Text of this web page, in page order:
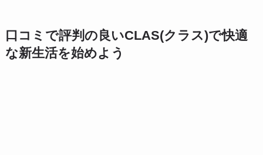
口コミで評判の良いCLAS(クラス)で快適
な新生活を始めよう